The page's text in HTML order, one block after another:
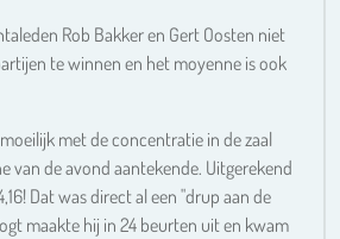
Rob Bakker en Gert Oosten niet
te winnen en het moyenne is ook
met de concentratie in de zaal
van de avond aantekende. Uitgerekend
Dat was direct al een "drup aan de
maakte hij in 24 beurten uit en kwam